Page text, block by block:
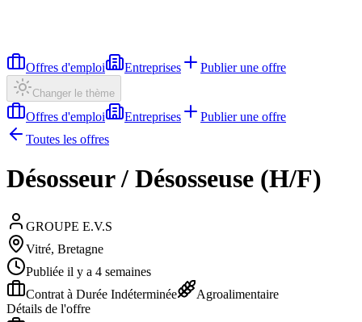
Offres d'emploi Entreprises Publier une offre
Changer le thème
Offres d'emploi Entreprises
Publier une offre
Toutes les offres
Désosseur / Désosseuse (H/F)
GROUPE E.V.S
Vitré, Bretagne
Publiée il y a 4 semaines
Contrat à Durée Indéterminée
Agroalimentaire
Détails de l'offre